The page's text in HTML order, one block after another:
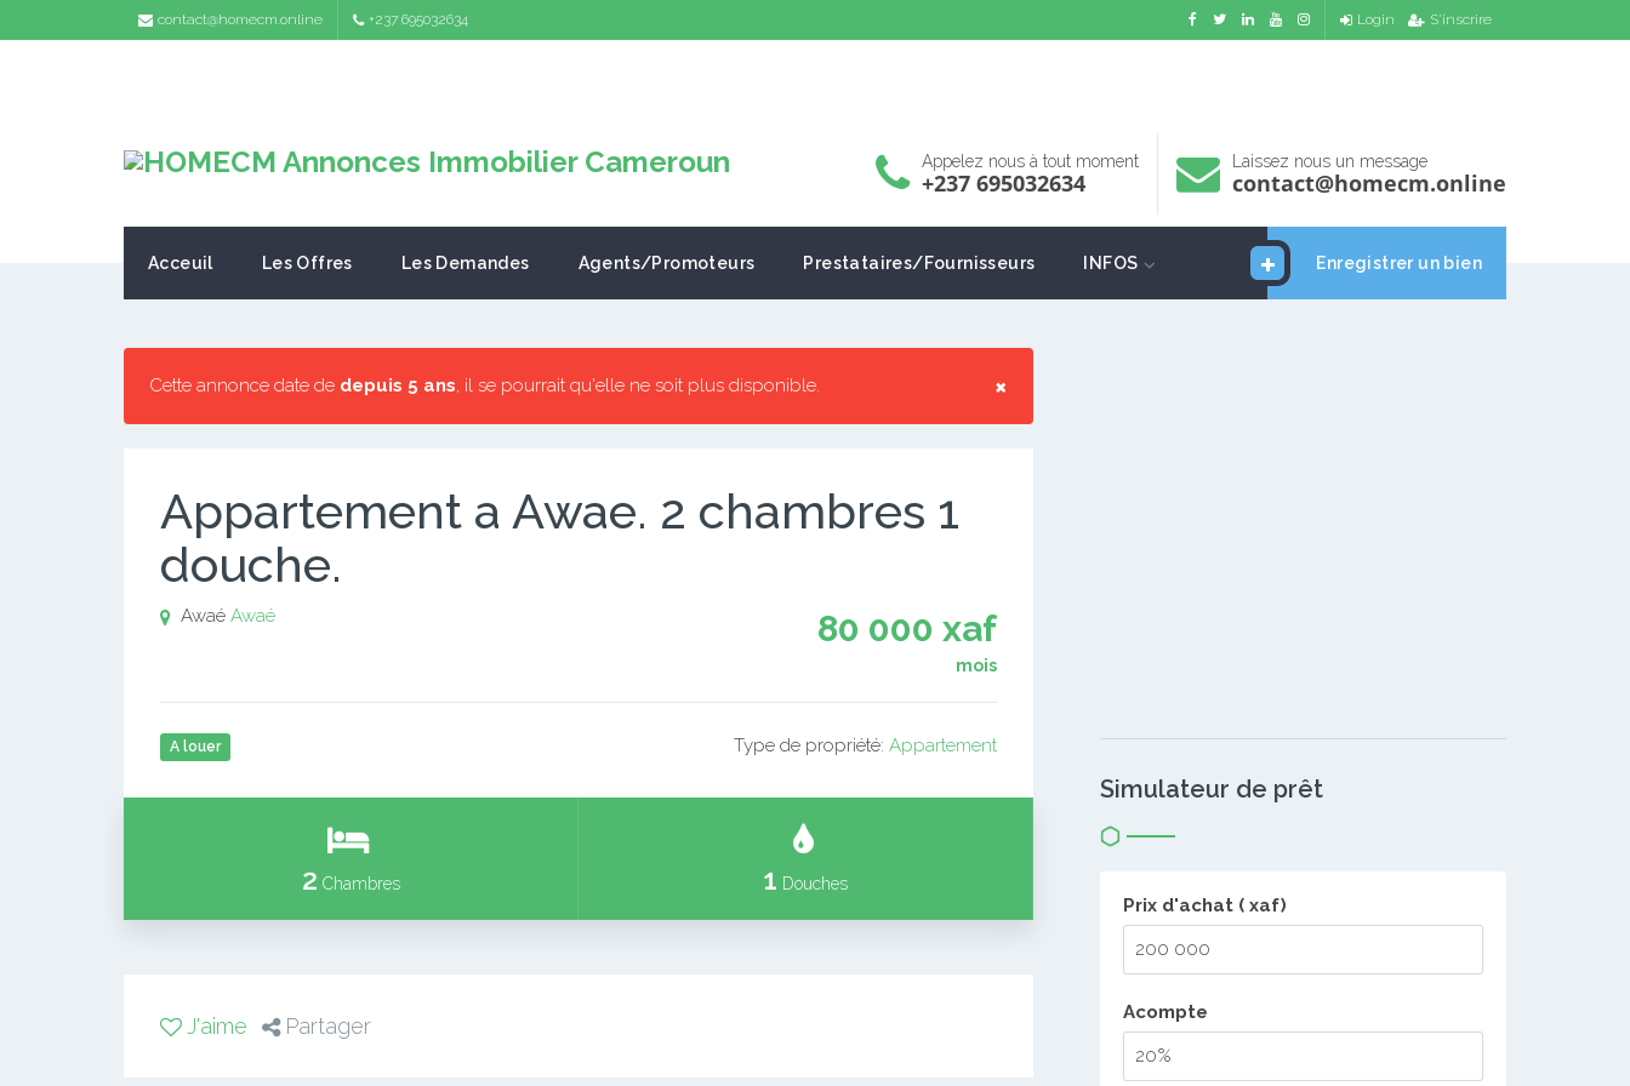
contact@homecm.online +237 695032634 Login S'inscrire
Appelez nous à tout moment
+237 695032634
Laissez nous un message
contact@homecm.online
Enregistrer un bien
Acceuil Les Offres Les Demandes Agents/Promoteurs Prestataires/Fournisseurs INFOS
×
Cette annonce date de depuis 5 ans, il se pourrait qu'elle ne soit plus disponible.
Appartement a Awae. 2 chambres 1
douche.
80 000 xaf
mois
Awaé Awaé
A louer Type de propriété: Appartement
2 Chambres 1 Douches
J'aime Partager
Simulateur de prêt
Prix d'achat ( xaf)
Acompte